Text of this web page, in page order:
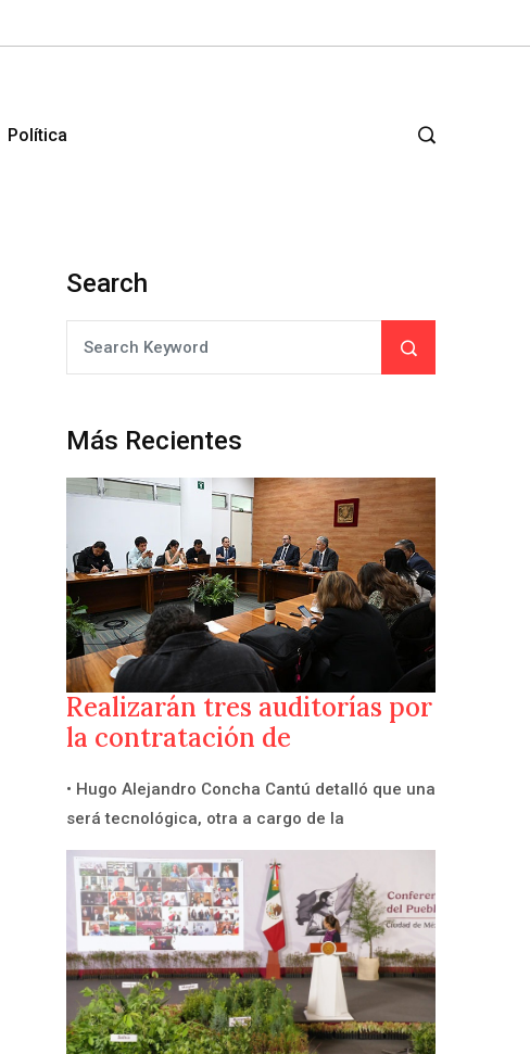
Política
Search
Más Recientes
Realizarán tres auditorías por
la contratación de
• Hugo Alejandro Concha Cantú detalló que una
será tecnológica, otra a cargo de la